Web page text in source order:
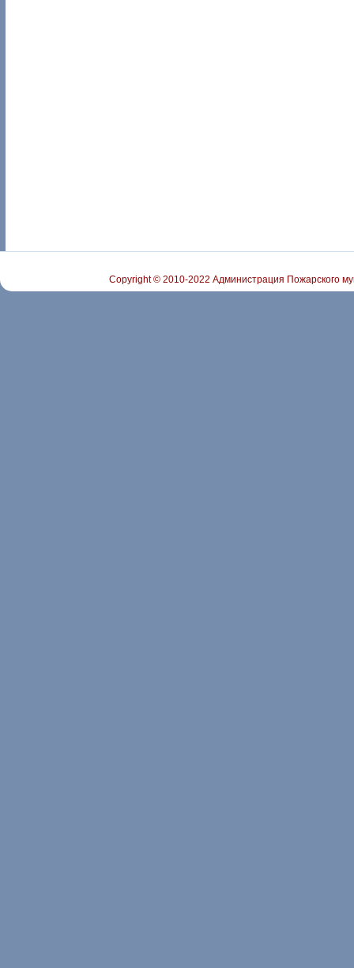
Copyright © 2010-2022 Администрация Пожарского